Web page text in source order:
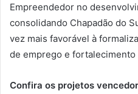
Empreendedor no
consolidando Chapadão do
vez mais favorável à
de emprego e
Confira os projetos